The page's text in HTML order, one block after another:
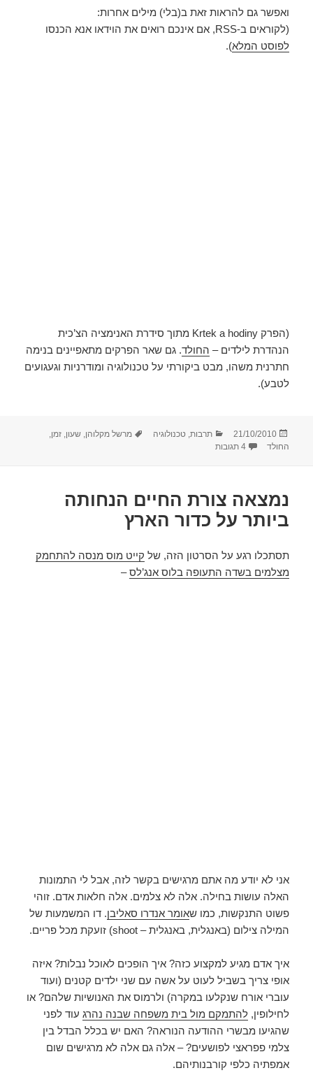
ואפשר גם להראות זאת ב(בלי) מילים אחרות:
(לקוראים ב-RSS, אם אינכם רואים את הוידאו אנא הכנסו
לפוסט המלא).
(הפרק Krtek a hodiny מתוך סידרת האנימציה הצ’כית
הנהדרת לילדים – החולד. גם שאר הפרקים מתאפיינים בנימה
חתרנית משהו, מבט ביקורתי על טכנולוגיה ומודרניות וגעגועים
לטבע).
פורסם
בתאריך
21/10/2010 קטגוריות
תרבות, טכנולוגיה תגיות
מרשל מקלוהן,שעון,זמן,
החולד
4 תגובות על השעון כפי שסיפרתי לבני
נמצאה צורת החיים הנחותה
ביותר על כדור הארץ
תסתכלו רגע על הסרטון הזה, של קייט מוס מנסה להתחמק
מצלמים בשדה התעופה בלוס אנג’לס–
אני לא יודע מה אתם מרגישים בקשר לזה, אבל לי התמונות
האלה עושות בחילה. אלה לא צלמים. אלה חלאות אדם. זוהי
פשוט התנקשות, כמו שאומר אנדרו סאליבן. דו המשמעות של
המילה צילום (באנגלית, באנגלית – shoot) זועקת מכל פריים.
איך אדם מגיע למקצוע כזה? איך הופכים לאוכל נבלות? איזה
אופי צריך בשביל לעוט על אשה עם שני ילדים קטנים (ועוד
עוברי אורח שנקלעו במקרה) ולרמוס את האנושיות שלהם? או
לחילופין,להתמקם מול בית משפחה שבנה נהרג עוד לפני
שהגיעו מבשרי ההודעה הנוראה? האם יש בכלל הבדל בין
צלמי פפראצי לפושעים? – אלה גם אלה לא מרגישים שום
אמפתיה כלפי קורבנותיהם.